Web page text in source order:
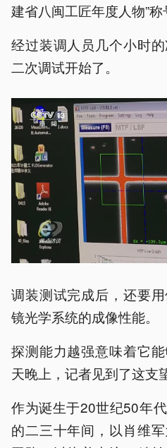
建省八闽工匠年度人物”称
经过装调人员几个小时
二次调试开始了。
调装测试完成后，还要
镜光学系统的成像性能。
探测能力越强意味着它
天晚上，记者见到了这支
作为诞生于20世纪50年
的二三十年间，以肖维